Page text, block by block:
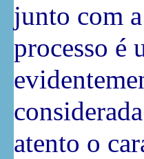
junto com
processo é
atento o